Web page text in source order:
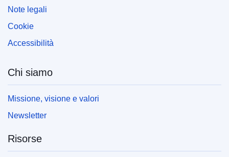
Note legali
Cookie
Accessibilità
Chi siamo
Missione, visione e valori
Newsletter
Risorse